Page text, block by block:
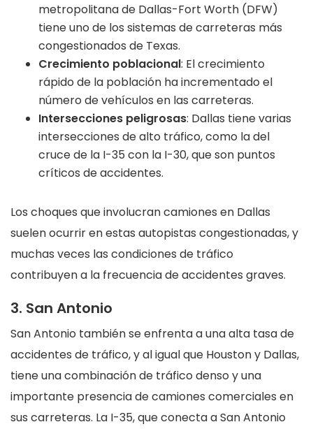
metropolitana de Dallas-Fort Worth (DFW)
tiene uno de los sistemas de carreteras más
congestionados de Texas.
Crecimiento poblacional: El crecimiento
rápido de la población ha incrementado el
número de vehículos en las carreteras.
Intersecciones peligrosas: Dallas tiene varias
intersecciones de alto tráfico, como la del
cruce de la I-35 con la I-30, que son puntos
críticos de accidentes.
Los choques que involucran camiones en Dallas
suelen ocurrir en estas autopistas congestionadas, y
muchas veces las condiciones de tráfico
contribuyen a la frecuencia de accidentes graves.
3. San Antonio
San Antonio también se enfrenta a una alta tasa de
accidentes de tráfico, y al igual que Houston y Dallas,
tiene una combinación de tráfico denso y una
importante presencia de camiones comerciales en
sus carreteras. La I-35, que conecta a San Antonio